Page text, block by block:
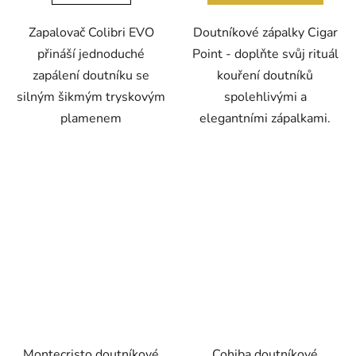
Zapalovač Colibri EVO
přináší jednoduché
zapálení doutníku se
silným šikmým tryskovým
plamenem
Doutníkové zápalky Cigar
Point - doplňte svůj rituál
kouření doutníků
spolehlivými a
elegantními zápalkami.